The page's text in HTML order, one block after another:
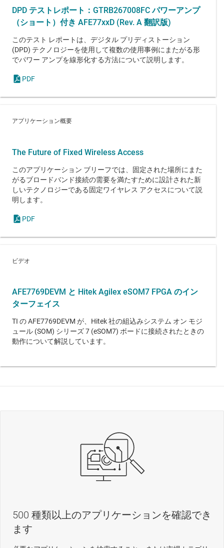
DPD テストレポート：GTRB267008FC パワーアンプ
（ショート）付き AFE77xxD (Rev. A 翻訳版)
このテスト レポートは、デジタル プリディストーション
(DPD) テクノロジーを使用して複数の使用事例にまたがる形
でパワー アンプを線形化する方法について説明します。
PDF
アプリケーション概要
The Future of Fixed Wireless Access
このアプリケーション ブリーフでは、固定された場所にまた
がるブロードバンド接続の需要を満たすために設計された新
しいテクノロジーである固定ワイヤレス アクセスについて説
明します。
PDF
ビデオ
AFE7769DEVM と Hitek Agilex eSOM7 FPGA のイン
ターフェイス
TI の AFE7769DEVM が、Hitek 社の組込みシステム オン モジ
ュール (SOM) シリーズ 7 (eSOM7) ボードに接続されたときの
動作について解説しています。
500 種類以上のアプリケーションを確認でき
ます